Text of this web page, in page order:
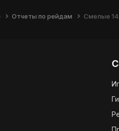
Отчеты по рейдам Смелые